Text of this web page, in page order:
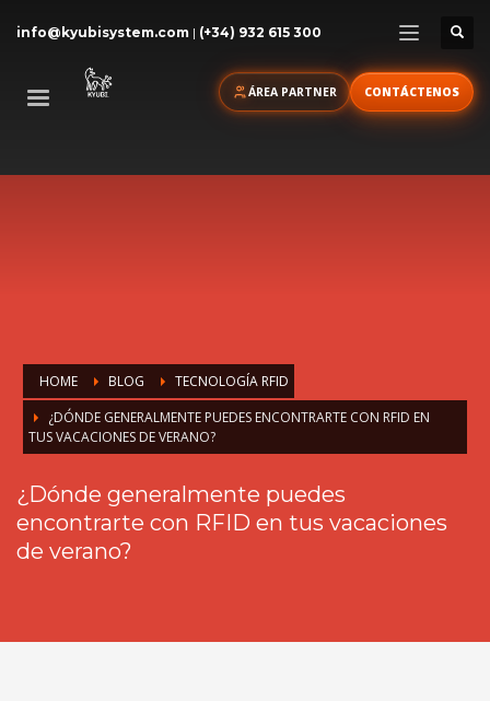
info@kyubisystem.com | (+34) 932 615 300
ÁREA PARTNER CONTÁCTENOS
HOME BLOG
TECNOLOGÍA RFID
¿DÓNDE GENERALMENTE PUEDES ENCONTRARTE CON RFID EN
TUS VACACIONES DE VERANO?
¿Dónde generalmente puedes
encontrarte con RFID en tus vacaciones
de verano?